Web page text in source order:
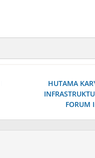
HUTAMA
FORUM